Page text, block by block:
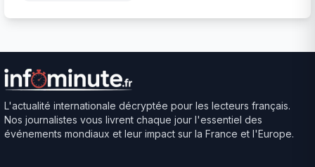
L'actualité internationale décryptée pour les lecteurs français.
Nos journalistes vous livrent chaque jour l'essentiel des
événements mondiaux et leur impact sur la France et l'Europe.